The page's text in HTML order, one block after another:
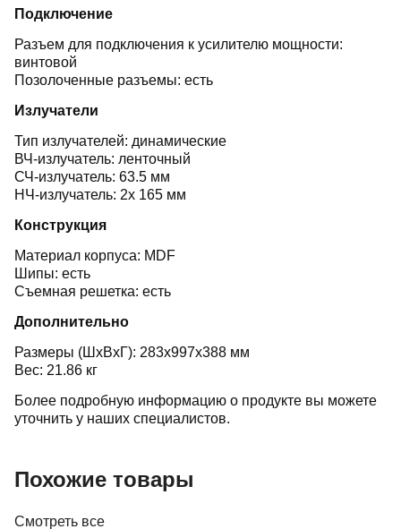
Подключение
Разъем для подключения к усилителю мощности:
винтовой
Позолоченные разъемы: есть
Излучатели
Тип излучателей: динамические
ВЧ-излучатель: ленточный
СЧ-излучатель: 63.5 мм
НЧ-излучатель: 2x 165 мм
Конструкция
Материал корпуса: MDF
Шипы: есть
Съемная решетка: есть
Дополнительно
Размеры (ШхВхГ): 283x997x388 мм
Вес: 21.86 кг
Более подробную информацию о продукте вы можете
уточнить у наших специалистов.
Похожие товары
Смотреть все